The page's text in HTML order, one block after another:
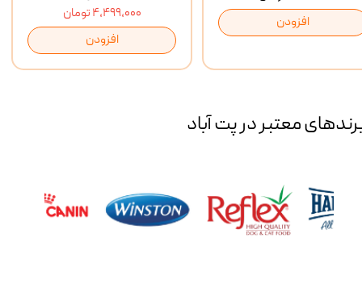
۴,۴۹۹,۰۰۰ تومان
افزودن
افزودن
معتبر در پت آباد